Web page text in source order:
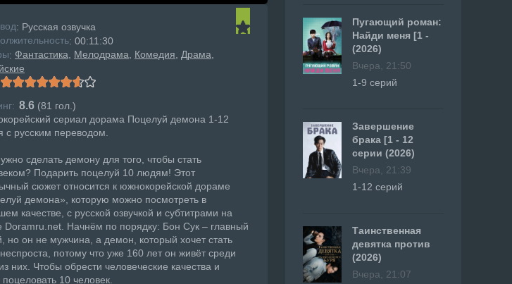
: Русская озвучка
: 00:11:30
: Фантастика Мелодрама Комедия
Драма
8.6 (81 гол.)
сериал дорама Поцелуй демона 1-12
с русским переводом.
сделать демону для того, чтобы стать
Подарить поцелуй 10 людям! Этот
сюжет относится к южнокорейской дораме
демона», которую можно посмотреть в
качестве, с русской озвучкой и субтитрами на
Doramru.net. Начнём по порядку: Бон Сук – главный
но он не мужчина, а демон, который хочет стать
потому что уже 160 лет он живёт среди
них. Чтобы обрести человеческие качества и
10 человек.
Пугающий роман:
Найди меня [1 -
(2026)
Вчера, 21:50
1-9 серий
Завершение
брака [1 - 12
серии (2026)
Вчера, 21:39
1-12 серий
Таинственная
девятка против
(2026)
Вчера, 21:07